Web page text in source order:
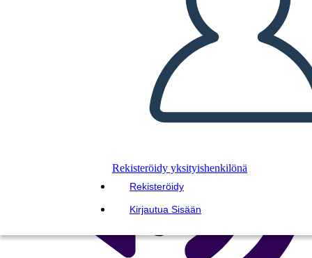
Rekisteröidy yksityishenkilönä
Rekisteröidy
Kirjautua Sisään
LUE MINULLE